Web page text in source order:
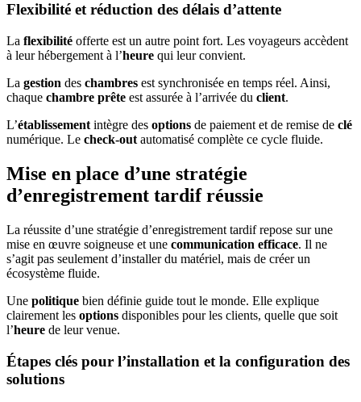
Flexibilité et réduction des délais d’attente
La flexibilité offerte est un autre point fort. Les voyageurs accèdent
à leur hébergement à l’heure qui leur convient.
La gestion des chambres est synchronisée en temps réel. Ainsi,
chaque chambre prête est assurée à l’arrivée du client.
L’établissement intègre des options de paiement et de remise de clé
numérique. Le check-out automatisé complète ce cycle fluide.
Mise en place d’une stratégie
d’enregistrement tardif réussie
La réussite d’une stratégie d’enregistrement tardif repose sur une
mise en œuvre soigneuse et une communication efficace. Il ne
s’agit pas seulement d’installer du matériel, mais de créer un
écosystème fluide.
Une politique bien définie guide tout le monde. Elle explique
clairement les options disponibles pour les clients, quelle que soit
l’heure de leur venue.
Étapes clés pour l’installation et la configuration des
solutions